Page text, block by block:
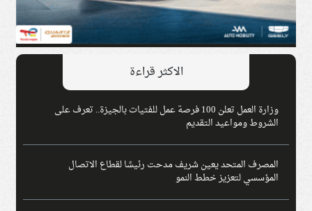
الاكثر قراءة
وزارة العمل تعلن 100 فرصة عمل للفتيات بالجيزة.. تعرف على
الشروط ومواعيد التقديم
المصرف المتحد يعين شريف مدحت رئيسًا لقطاع الاتصال
المؤسسي لتعزيز خطط النمو